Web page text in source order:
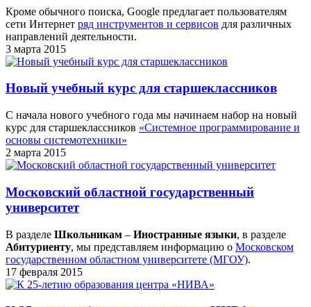
Кроме обычного поиска, Google предлагает пользователям
сети Интернет ряд инструментов и сервисов для различных
направлений деятельности.
3 марта 2015
Новый учебный курс для старшеклассников
С начала нового учебного года мы начинаем набор на новый
курс для старшеклассников «Системное программирование и
основы системотехники»
2 марта 2015
Московский областной государственный
университет
В разделе Школьникам – Иностранные языки, в разделе
Абитуриенту, мы представляем информацию о Московском
государственном областном университете (МГОУ).
17 февраля 2015